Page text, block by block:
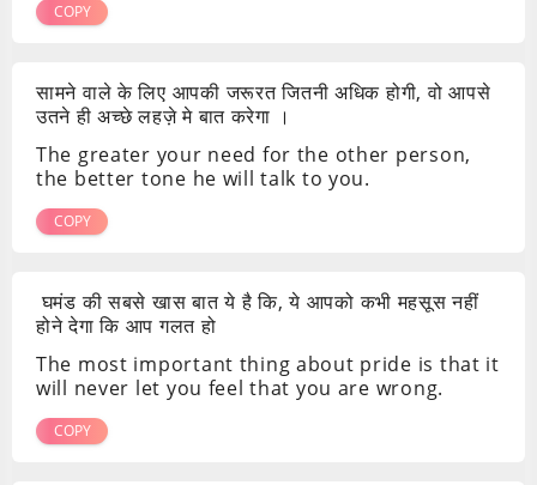
COPY
सामने वाले के लिए आपकी जरूरत जितनी अधिक होगी, वो आपसे
उतने ही अच्छे लहज़े मे बात करेगा ।
The greater your need for the other person,
the better tone he will talk to you.
COPY
घमंड की सबसे खास बात ये है कि, ये आपको कभी महसूस नहीं
होने देगा कि आप गलत हो
The most important thing about pride is that it
will never let you feel that you are wrong.
COPY